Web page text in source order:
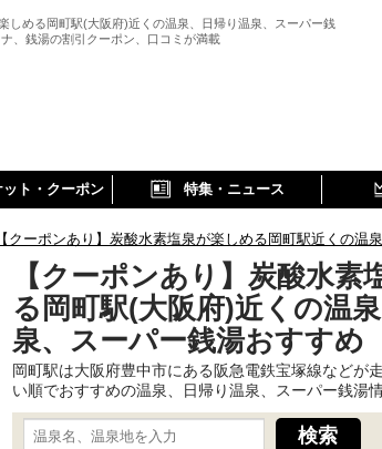
しめる岡町駅(大阪府)近くの温泉、日帰り温泉、スーパー銭
、銭湯の割引クーポン、口コミが満載
ット・クーポン 特集・ニュース
【クーポンあり】炭酸水素塩泉が楽しめる岡町駅近くの温
【クーポンあり】炭酸水素
る岡町駅(大阪府)近くの温
泉、スーパー銭湯おすすめ
岡町駅は大阪府豊中市にある阪急電鉄宝塚線などが
い順でおすすめの温泉、日帰り温泉、スーパー銭湯